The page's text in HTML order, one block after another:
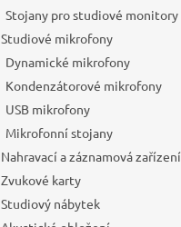
Stojany pro studiové monitory
Studiové mikrofony
Dynamické mikrofony
Kondenzátorové mikrofony
USB mikrofony
Mikrofonní stojany
Nahravací a záznamová zařízení
Zvukové karty
Studiový nábytek